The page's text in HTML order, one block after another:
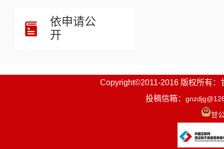
依申请公
开
Copyright©2011-2016 版权所有：
投稿信箱：
甘